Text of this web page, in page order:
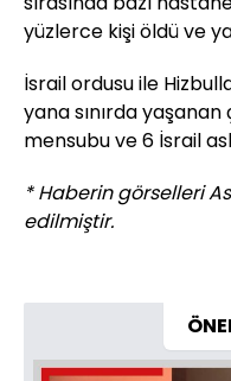
yüzlerce kişi öldü ve
İsrail ordusu ile
yana sınırda
mensubu ve 6 İsrail
* Haberin görselleri
edilmiştir.